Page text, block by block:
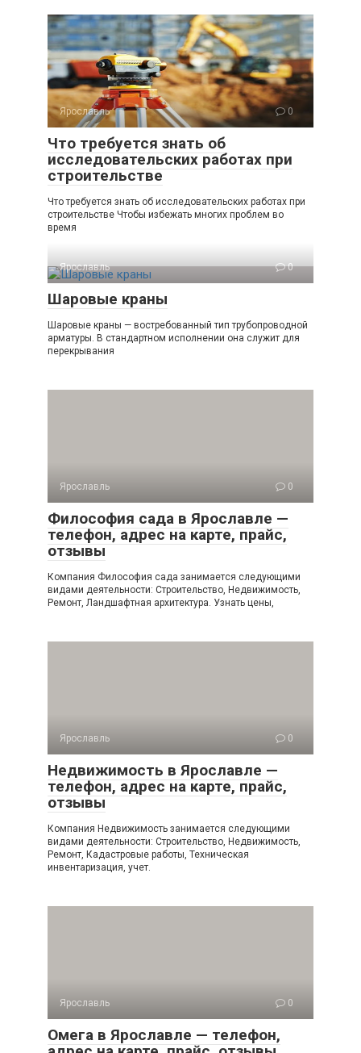
Ярославль 0
Что требуется знать об
исследовательских работах при
строительстве
Что требуется знать об исследовательских работах при
строительстве Чтобы избежать многих проблем во
время
Ярославль 0
Шаровые краны
Шаровые краны — востребованный тип трубопроводной
арматуры. В стандартном исполнении она служит для
перекрывания
Ярославль 0
Философия сада в Ярославле —
телефон, адрес на карте, прайс,
отзывы
Компания Философия сада занимается следующими
видами деятельности: Строительство, Недвижимость,
Ремонт, Ландшафтная архитектура. Узнать цены,
Ярославль 0
Недвижимость в Ярославле —
телефон, адрес на карте, прайс,
отзывы
Компания Недвижимость занимается следующими
видами деятельности: Строительство, Недвижимость,
Ремонт, Кадастровые работы, Техническая
инвентаризация, учет.
Ярославль 0
Омега в Ярославле — телефон,